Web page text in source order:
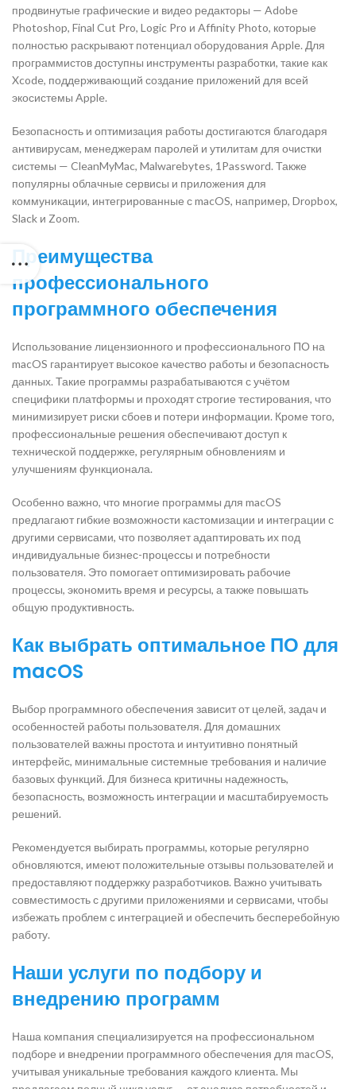
продвинутые графические и видео редакторы — Adobe
Photoshop, Final Cut Pro, Logic Pro и Affinity Photo, которые
полностью раскрывают потенциал оборудования Apple. Для
программистов доступны инструменты разработки, такие как
Xcode, поддерживающий создание приложений для всей
экосистемы Apple.
Безопасность и оптимизация работы достигаются благодаря
антивирусам, менеджерам паролей и утилитам для очистки
системы — CleanMyMac, Malwarebytes, 1Password. Также
популярны облачные сервисы и приложения для
коммуникации, интегрированные с macOS, например, Dropbox,
Slack и Zoom.
Преимущества
профессионального
программного обеспечения
Использование лицензионного и профессионального ПО на
macOS гарантирует высокое качество работы и безопасность
данных. Такие программы разрабатываются с учётом
специфики платформы и проходят строгие тестирования, что
минимизирует риски сбоев и потери информации. Кроме того,
профессиональные решения обеспечивают доступ к
технической поддержке, регулярным обновлениям и
улучшениям функционала.
Особенно важно, что многие программы для macOS
предлагают гибкие возможности кастомизации и интеграции с
другими сервисами, что позволяет адаптировать их под
индивидуальные бизнес-процессы и потребности
пользователя. Это помогает оптимизировать рабочие
процессы, экономить время и ресурсы, а также повышать
общую продуктивность.
Как выбрать оптимальное ПО для
macOS
Выбор программного обеспечения зависит от целей, задач и
особенностей работы пользователя. Для домашних
пользователей важны простота и интуитивно понятный
интерфейс, минимальные системные требования и наличие
базовых функций. Для бизнеса критичны надежность,
безопасность, возможность интеграции и масштабируемость
решений.
Рекомендуется выбирать программы, которые регулярно
обновляются, имеют положительные отзывы пользователей и
предоставляют поддержку разработчиков. Важно учитывать
совместимость с другими приложениями и сервисами, чтобы
избежать проблем с интеграцией и обеспечить бесперебойную
работу.
Наши услуги по подбору и
внедрению программ
Наша компания специализируется на профессиональном
подборе и внедрении программного обеспечения для macOS,
учитывая уникальные требования каждого клиента. Мы